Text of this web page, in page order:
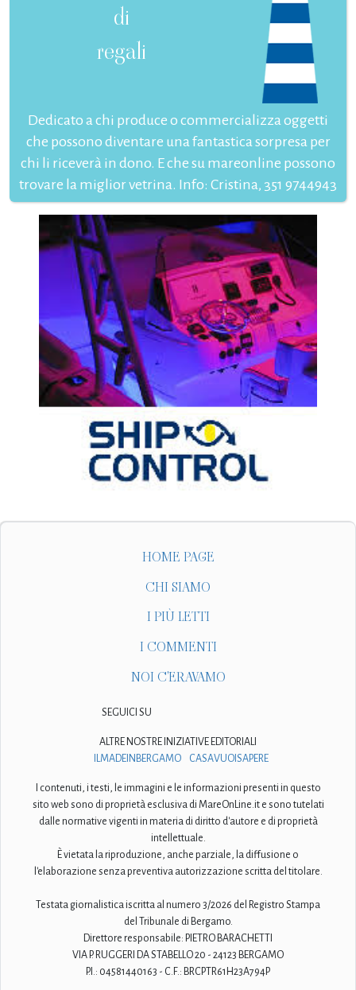
di
regali
Dedicato a chi produce o commercializza oggetti
che possono diventare una fantastica sorpresa per
chi li riceverà in dono. E che su mareonline possono
trovare la miglior vetrina. Info: Cristina, 351 9744943
HOME PAGE
CHI SIAMO
I PIÙ LETTI
I COMMENTI
NOI C'ERAVAMO
SEGUICI SU
ALTRE NOSTRE INIZIATIVE EDITORIALI
ILMADEINBERGAMO
CASAVUOISAPERE
I contenuti, i testi, le immagini e le informazioni presenti in questo
sito web sono di proprietà esclusiva di MareOnLine.it e sono tutelati
dalle normative vigenti in materia di diritto d'autore e di proprietà
intellettuale.
È vietata la riproduzione, anche parziale, la diffusione o
l'elaborazione senza preventiva autorizzazione scritta del titolare.
Testata giornalistica iscritta al numero 3/2026 del Registro Stampa
del Tribunale di Bergamo.
Direttore responsabile: PIETRO BARACHETTI
VIA P. RUGGERI DA STABELLO 20 - 24123 BERGAMO
P.I.: 04581440163 - C.F.: BRCPTR61H23A794P